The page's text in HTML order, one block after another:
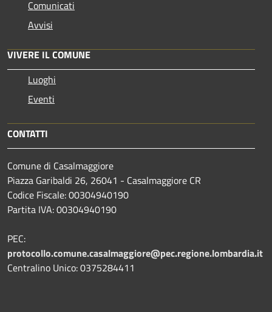
Comunicati
Avvisi
VIVERE IL COMUNE
Luoghi
Eventi
CONTATTI
Comune di Casalmaggiore
Piazza Garibaldi 26, 26041 - Casalmaggiore CR
Codice Fiscale: 00304940190
Partita IVA: 00304940190
PEC:
protocollo.comune.casalmaggiore@pec.regione.lombardia.it
Centralino Unico: 0375284411